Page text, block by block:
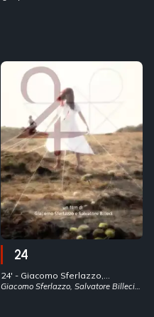
24
24' - Giacomo Sferlazzo,
Salvatore Billeci
- Italia
Giacomo Sferlazzo, Salvatore Billeci,